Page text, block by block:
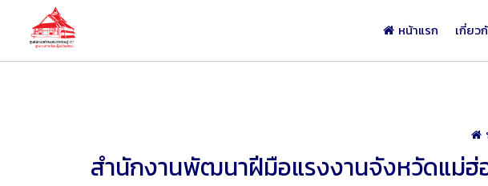
หน้าแรก เกี่ยว
สำนักงานพัฒนาฝีมือแรงงานจังหวัดแม่